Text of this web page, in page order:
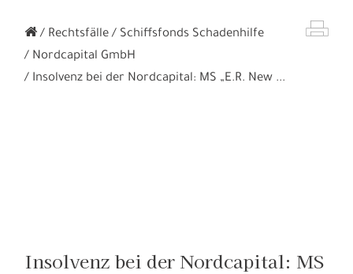
Rechtsfälle
Schiffsfonds Schadenhilfe
Nordcapital GmbH
Insolvenz bei der Nordcapital: MS „E.R. New ...
Insolvenz bei der Nordcapital: MS